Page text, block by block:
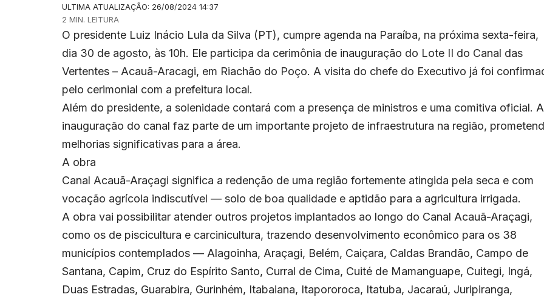
ULTIMA ATUALIZAÇÃO: 26/08/2024 14:37
2 MIN. LEITURA
O presidente Luiz Inácio Lula da Silva (PT), cumpre agenda na Paraíba, na próxima sexta-feira,
dia 30 de agosto, às 10h. Ele participa da cerimônia de inauguração do Lote II do Canal das
Vertentes – Acauã-Aracagi, em Riachão do Poço. A visita do chefe do Executivo já foi
pelo cerimonial com a prefeitura local.
Além do presidente, a solenidade contará com a presença de ministros e uma comitiva oficial. A
inauguração do canal faz parte de um importante projeto de infraestrutura na região,
melhorias significativas para a área.
A obra
Canal Acauã-Araçagi significa a redenção de uma região fortemente atingida pela seca e com
vocação agrícola indiscutível — solo de boa qualidade e aptidão para a agricultura irrigada.
A obra vai possibilitar atender outros projetos implantados ao longo do Canal Acauã-Araçagi,
como os de piscicultura e carcinicultura, trazendo desenvolvimento econômico para os 38
municípios contemplados — Alagoinha, Araçagi, Belém, Caiçara, Caldas Brandão, Campo de
Santana, Capim, Cruz do Espírito Santo, Curral de Cima, Cuité de Mamanguape, Cuitegi, Ingá,
Duas Estradas, Guarabira, Gurinhém, Itabaiana, Itapororoca, Itatuba, Jacaraú, Juripiranga,